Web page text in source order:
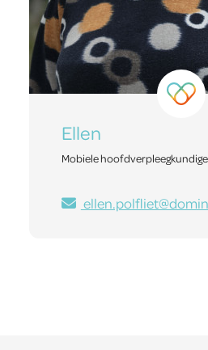
Ellen
Mobiele hoofdverpleegkundige